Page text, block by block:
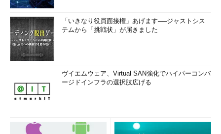
「いきなり役員面接権」あげます──ジャストシス
テムから「挑戦状」が届きました
ヴイエムウェア、Virtual SAN強化でハイパーコンバ
ージドインフラの選択肢広げる